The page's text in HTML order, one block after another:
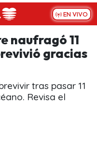
EN VIVO
naufragó 11
gracias
tras pasar 11
Revisa el